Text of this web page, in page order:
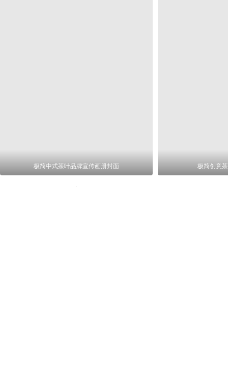
极简中式茶叶品牌宣传画册封面 极简创意